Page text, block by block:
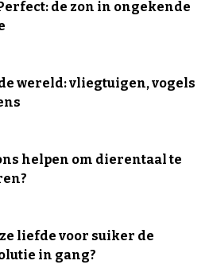
de zon in ongekende
wereld: vliegtuigen, vogels
helpen om dierentaal te
liefde voor suiker de
in gang?